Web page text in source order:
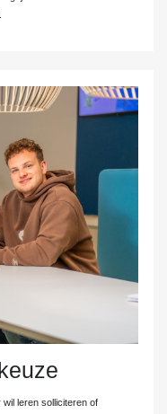
leren solliciteren of